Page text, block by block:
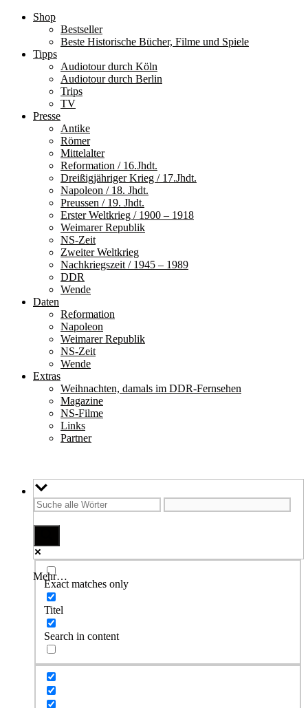
Shop
Bestseller
Beste Historische Bücher, Filme und Spiele
Tipps
Audiotour durch Köln
Audiotour durch Berlin
Trips
TV
Presse
Antike
Römer
Mittelalter
Reformation / 16.Jhdt.
Dreißigjähriger Krieg / 17.Jhdt.
Napoleon / 18. Jhdt.
Preussen / 19. Jhdt.
Erster Weltkrieg / 1900 – 1918
Weimarer Republik
NS-Zeit
Zweiter Weltkrieg
Nachkriegszeit / 1945 – 1989
DDR
Wende
Daten
Reformation
Napoleon
Weimarer Republik
NS-Zeit
Wende
Extras
Weihnachten, damals im DDR-Fernsehen
Magazine
NS-Filme
Links
Partner
Mehr…
Exact matches only
Titel
Search in content